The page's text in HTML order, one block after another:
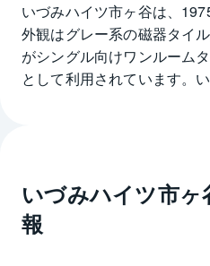
いづみハイツ市ヶ谷は、
外観はグレー系の磁器タイ
がシングル向けワンルーム
として利用されています。
湯で、キッチンユニットは
ニットバスといった標準設
輪場を備えています。いづ
いづみハイツ市ヶ
報